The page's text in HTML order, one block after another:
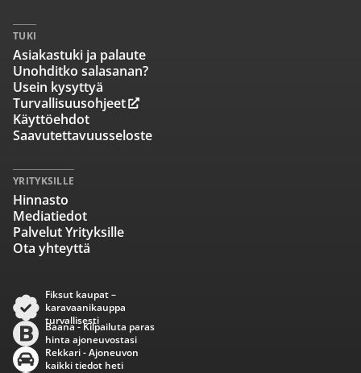
TUKI
Asiakastuki ja palaute
Unohditko salasanan?
Usein kysyttyä
Turvallisuusohjeet
Käyttöehdot
Saavutettavuusseloste
YRITYKSILLE
Hinnasto
Mediatiedot
Palvelut Yrityksille
Ota yhteyttä
Fiksut kaupat –
karavaanikauppa
turvallisesti
Baana - Kilpailuta paras
hinta ajoneuvostasi
Rekkari - Ajoneuvon
kaikki tiedot heti